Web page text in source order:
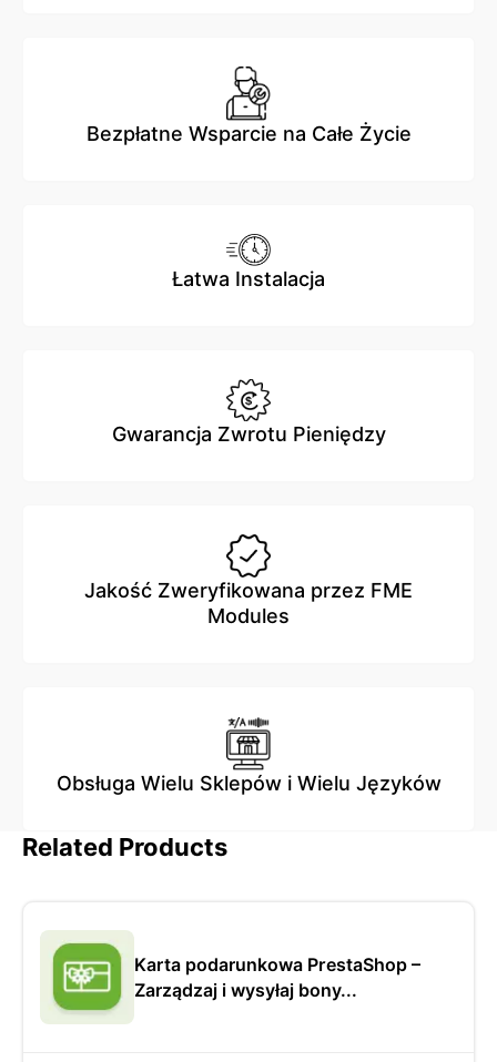
Bezpłatne Wsparcie na Całe Życie
Łatwa Instalacja
Gwarancja Zwrotu Pieniędzy
Jakość Zweryfikowana przez FME
Modules
Obsługa Wielu Sklepów i Wielu Języków
Related Products
Karta podarunkowa PrestaShop –
Zarządzaj i wysyłaj bony...